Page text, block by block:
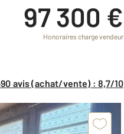
97 300 €
Honoraires charge vendeur
490 avis (achat/vente) : 8,7/10